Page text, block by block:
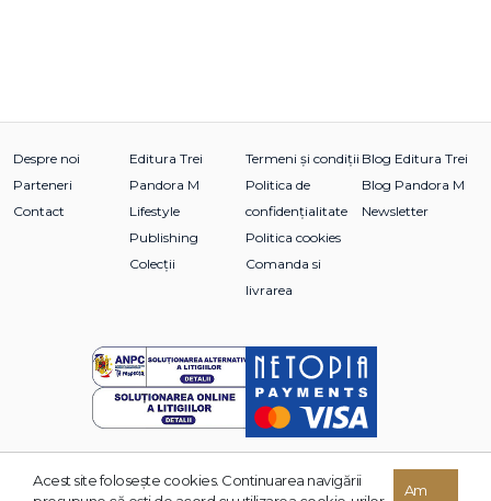
Despre noi
Parteneri
Contact
Editura Trei
Pandora M
Lifestyle
Publishing
Colecții
Termeni și condiții
Politica de
confidențialitate
Politica cookies
Comanda si
livrarea
Blog Editura Trei
Blog Pandora M
Newsletter
© 2026 Grupul Editorial TREI. Toate drepturile rezervate.
Acest site foloseşte cookies. Continuarea navigării
Am